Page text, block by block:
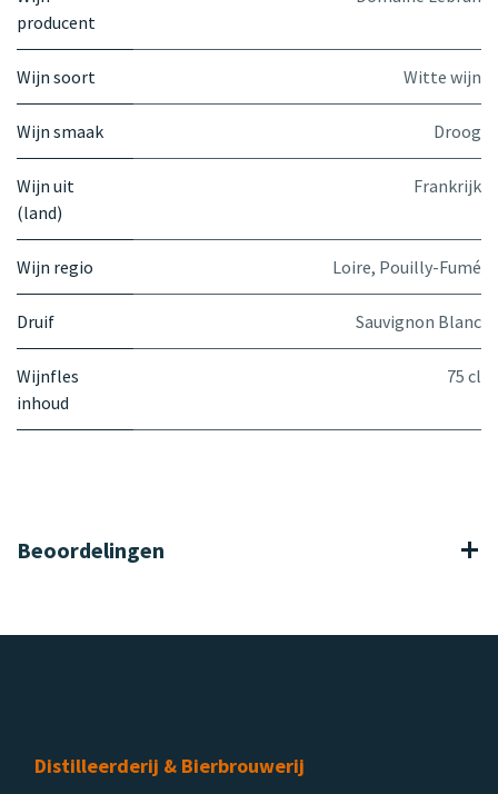
producent
Wijn soort Witte wijn
Wijn smaak Droog
Wijn uit
(land)
Frankrijk
Wijn regio Loire, Pouilly-Fumé
Druif Sauvignon Blanc
Wijnfles
inhoud
75 cl
Beoordelingen
Distilleerderij & Bierbrouwerij